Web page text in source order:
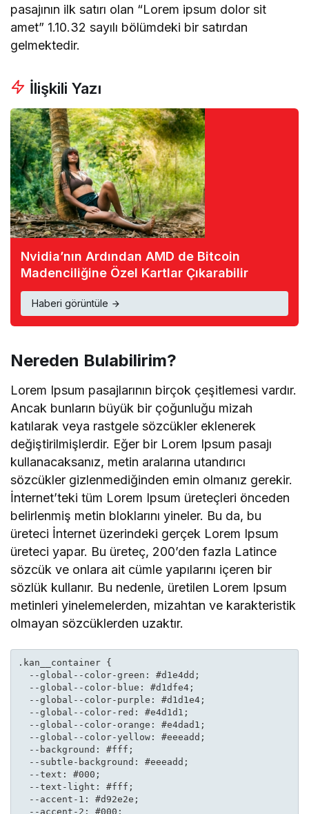
pasajının ilk satırı olan “Lorem ipsum dolor sit
amet” 1.10.32 sayılı bölümdeki bir satırdan
gelmektedir.
İlişkili Yazı
Nvidia’nın Ardından AMD de Bitcoin
Madenciliğine Özel Kartlar Çıkarabilir
Haberi görüntüle
Nereden Bulabilirim?
Lorem Ipsum pasajlarının birçok çeşitlemesi vardır.
Ancak bunların büyük bir çoğunluğu mizah
katılarak veya rastgele sözcükler eklenerek
değiştirilmişlerdir. Eğer bir Lorem Ipsum pasajı
kullanacaksanız, metin aralarına utandırıcı
sözcükler gizlenmediğinden emin olmanız gerekir.
İnternet’teki tüm Lorem Ipsum üreteçleri önceden
belirlenmiş metin bloklarını yineler. Bu da, bu
üreteci İnternet üzerindeki gerçek Lorem Ipsum
üreteci yapar. Bu üreteç, 200’den fazla Latince
sözcük ve onlara ait cümle yapılarını içeren bir
sözlük kullanır. Bu nedenle, üretilen Lorem Ipsum
metinleri yinelemelerden, mizahtan ve karakteristik
olmayan sözcüklerden uzaktır.
.kan__container {